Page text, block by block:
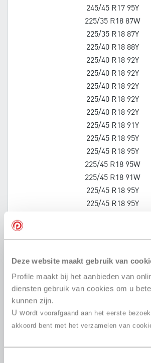
Deze website maakt gebruik van
Profile maakt bij het aanbieden van
diensten gebruik van cookies om u
kunnen zijn.
U wordt voorafgaand aan het eerste
akkoord bent met het verzamelen van
245/45 R17 95Y
225/35 R18 87W
225/35 R18 87Y
225/40 R18 88Y
225/40 R18 92Y
225/40 R18 92Y
225/40 R18 92Y
225/40 R18 92Y
225/40 R18 92Y
225/45 R18 91Y
225/45 R18 95Y
225/45 R18 95Y
225/45 R18 95W
225/45 R18 91W
225/45 R18 95Y
225/45 R18 95Y
235/45 R18 94W
245/35 R18 92Y
245/35 R18 92Y